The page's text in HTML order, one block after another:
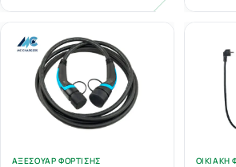
ΑΞΕΣΟΥΆΡ ΦΌΡΤΙΣΗΣ ΟΙΚΙΑΚΉ